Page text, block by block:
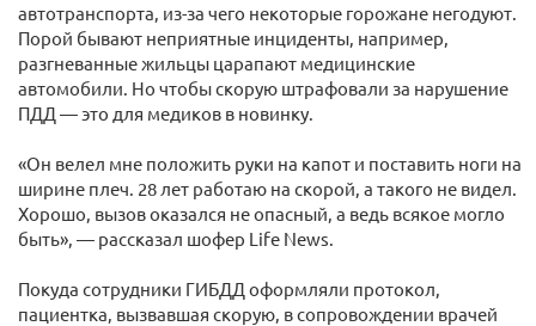
автотранспорта, из-за чего некоторые горожане негодуют.
Порой бывают неприятные инциденты, например,
разгневанные жильцы царапают медицинские
автомобили. Но чтобы скорую штрафовали за нарушение
ПДД — это для медиков в новинку.
«Он велел мне положить руки на капот и поставить ноги на
ширине плеч. 28 лет работаю на скорой, а такого не видел.
Хорошо, вызов оказался не опасный, а ведь всякое могло
быть», — рассказал шофер Life News.
Покуда сотрудники ГИБДД оформляли протокол,
пациентка, вызвавшая скорую, в сопровождении врачей